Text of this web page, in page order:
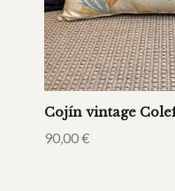
Cojín vintage
90,00€